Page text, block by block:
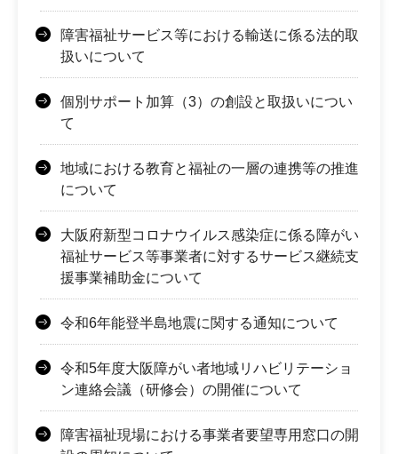
障害福祉サービス等における輸送に係る法的取
扱いについて
個別サポート加算（3）の創設と取扱いについ
て
地域における教育と福祉の一層の連携等の推進
について
大阪府新型コロナウイルス感染症に係る障がい
福祉サービス等事業者に対するサービス継続支
援事業補助金について
令和6年能登半島地震に関する通知について
令和5年度大阪障がい者地域リハビリテーショ
ン連絡会議（研修会）の開催について
障害福祉現場における事業者要望専用窓口の開